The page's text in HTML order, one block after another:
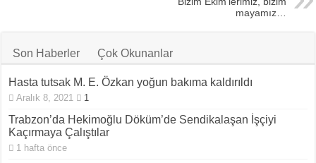
mayamız…
Son Haberler Çok Okunanlar
Hasta tutsak M. E. Özkan yoğun bakıma kaldırıldı
Aralık 8, 2021 1
Trabzon’da Hekimoğlu Döküm’de Sendikalaşan İşçiyi
Kaçırmaya Çalıştılar
1 hafta önce